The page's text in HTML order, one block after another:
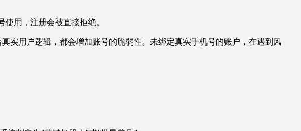
用，注册会被直接拒绝。
实用户逻辑，都会增加账号的脆弱性。未绑定真实手机号的账户，在遇到风